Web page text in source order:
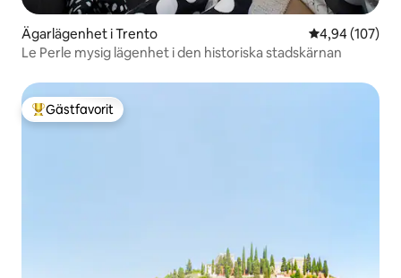
Ägarlägenhet i Trento 4,94 av 5 i
4,94 (107)
Le Perle mysig lägenhet i den historiska stadskärnan
Populär gästfavorit
Gästfavorit